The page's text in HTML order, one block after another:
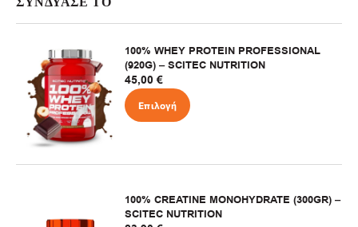
100% WHEY PROTEIN PROFESSIONAL
(920G) – SCITEC NUTRITION
45,00 €
Επιλογή
100% CREATINE MONOHYDRATE (300GR) –
SCITEC NUTRITION